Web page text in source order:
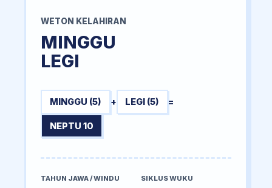
WETON KELAHIRAN
MINGGU
LEGI
MINGGU (5) + LEGI (5) =
NEPTU 10
TAHUN JAWA / WINDU SIKLUS WUKU